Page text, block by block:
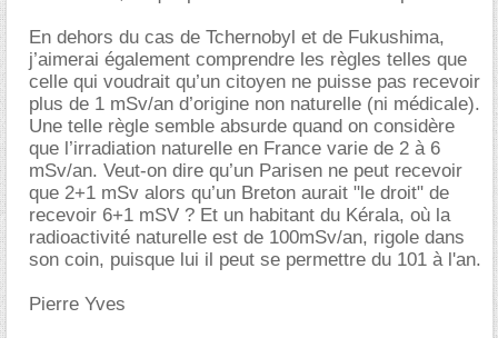
En dehors du cas de Tchernobyl et de Fukushima,
j’aimerai également comprendre les règles telles que
celle qui voudrait qu’un citoyen ne puisse pas recevoir
plus de 1 mSv/an d’origine non naturelle (ni médicale).
Une telle règle semble absurde quand on considère
que l’irradiation naturelle en France varie de 2 à 6
mSv/an. Veut-on dire qu’un Parisen ne peut recevoir
que 2+1 mSv alors qu’un Breton aurait "le droit" de
recevoir 6+1 mSV ? Et un habitant du Kérala, où la
radioactivité naturelle est de 100mSv/an, rigole dans
son coin, puisque lui il peut se permettre du 101 à l'an.
Pierre Yves